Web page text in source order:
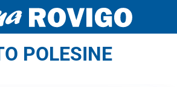
POLESINE